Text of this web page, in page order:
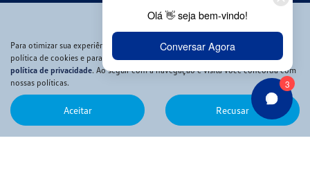
Funilaria e Pintura
VW Collection
Serviços financeiros
Consórcio
Financiamento
Para otimizar sua experiência durante a navegação, fazemos uso de nossa
política de cookies e para proteger seus dados pessoais respeitamos nossa
política de privacidade. Ao seguir com a navegação e visita você concorda com
nossas políticas.
Aceitar Recusar